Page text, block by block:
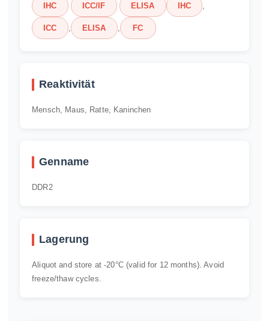
IHC ICC/IF ELISA IHC ,
ICC , ELISA , FC
Reaktivität
Mensch, Maus, Ratte, Kaninchen
Genname
DDR2
Lagerung
Aliquot and store at -20°C (valid for 12 months). Avoid
freeze/thaw cycles.